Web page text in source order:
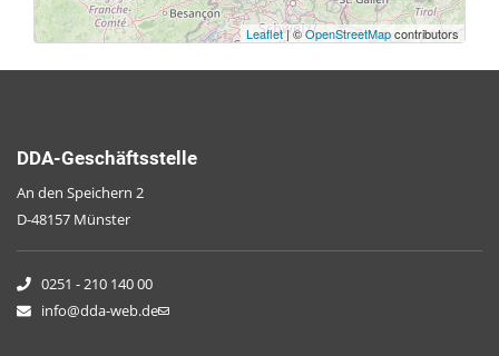
Aßling: Attel
Mohrhof: Südliches Weihergebiet
Nassenhausen: Maisach
Haid: Aischgraben
Grossiesen: Lobensteiner Bach
Allershausen: Nördliche Seenplatte
Leaflet| ©OpenStreetMapcontributors
DDA-Geschäftsstelle
An den Speichern 2
D-48157 Münster
0251 - 210 140 00
info@dda-web.de